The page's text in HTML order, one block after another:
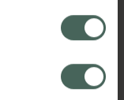
uppdrag att
att prata